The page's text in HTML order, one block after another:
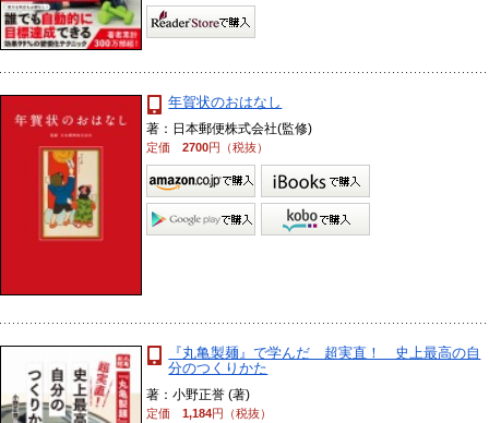
年賀状のおはなし
著：日本郵便株式会社(監修)
定価2700円（税抜）
『丸亀製麺』で学んだ 超実直！ 史上最高の自
分のつくりかた
著：小野正誉 (著)
定価1,184円（税抜）